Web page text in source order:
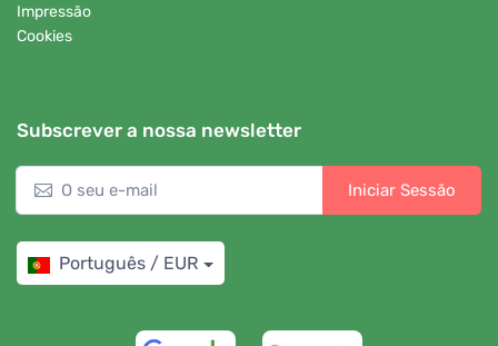
Impressão
Cookies
Subscrever a nossa newsletter
Iniciar Sessão
Português / EUR